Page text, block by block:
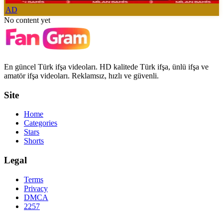
AD
No content yet
En güncel Türk ifşa videoları. HD kalitede Türk ifşa, ünlü ifşa ve
amatör ifşa videoları. Reklamsız, hızlı ve güvenli.
Site
Home
Categories
Stars
Shorts
Legal
Terms
Privacy
DMCA
2257